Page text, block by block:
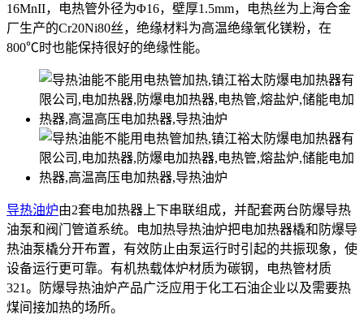
16MnII，电热管外径为Φ16，壁厚1.5mm，电热丝为上海合金
厂生产的Cr20Ni80丝，绝缘材料为高温绝缘氧化镁粉，在
800℃时也能保持很好的绝缘性能。
导热油炉由2套电加热器上下串联组成，并配套两台防爆导热
油泵和阀门管道系统。电加热导热油炉把电加热器橇和防爆导
热油泵橇分开布置，有效防止由泵运行时引起的共振现象，使
设备运行更可靠。有机热载体炉材质为碳钢，电热管材质
321。防爆导热油炉产品广泛应用于化工石油企业以及需要热
煤间接加热的场所。